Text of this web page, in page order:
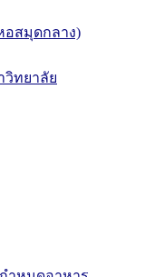
อสมุดกลาง)
ทยาลัย